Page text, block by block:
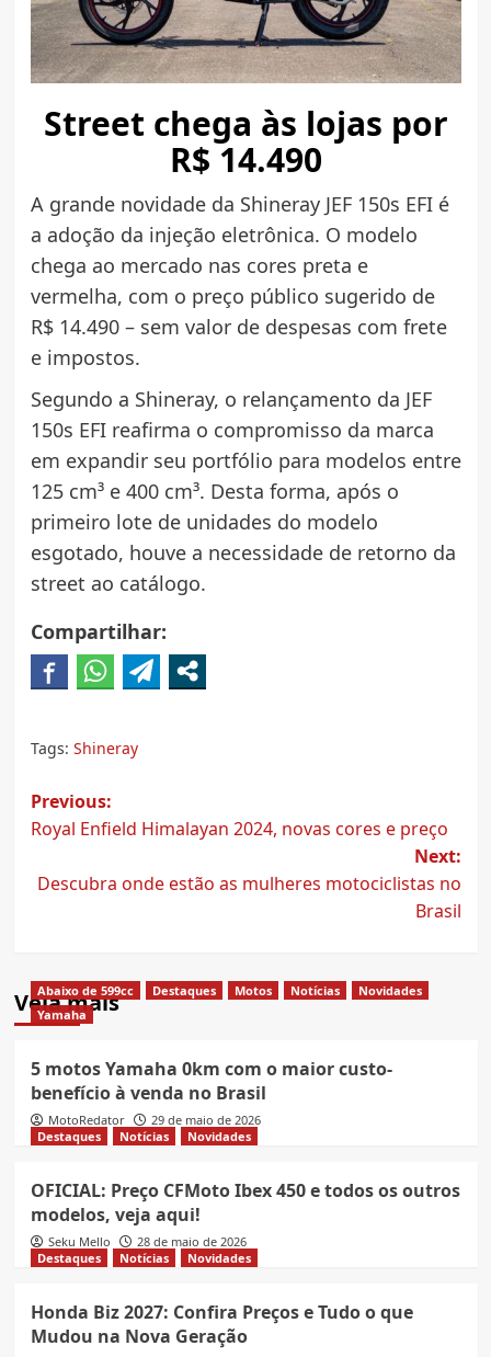
Street chega às lojas por
R$ 14.490
A grande novidade da Shineray JEF 150s EFI é
a adoção da injeção eletrônica. O modelo
chega ao mercado nas cores preta e
vermelha, com o preço público sugerido de
R$ 14.490 – sem valor de despesas com frete
e impostos.
Segundo a Shineray, o relançamento da JEF
150s EFI reafirma o compromisso da marca
em expandir seu portfólio para modelos entre
125 cm³ e 400 cm³. Desta forma, após o
primeiro lote de unidades do modelo
esgotado, houve a necessidade de retorno da
street ao catálogo.
Compartilhar:
Tags: Shineray
Post
navigation
Previous:
Royal Enfield Himalayan 2024, novas cores e preço
Next:
Descubra onde estão as mulheres motociclistas no
Brasil
Veja mais
Abaixo de 599cc Destaques Motos Notícias
Novidades
Yamaha
5 motos Yamaha 0km com o maior custo-
benefício à venda no Brasil
MotoRedator
29 de maio de 2026
Destaques
Notícias Novidades
OFICIAL: Preço CFMoto Ibex 450 e todos os outros
modelos, veja aqui!
Seku Mello
28 de maio de 2026
Destaques
Notícias Novidades
Honda Biz 2027: Confira Preços e Tudo o que
Mudou na Nova Geração